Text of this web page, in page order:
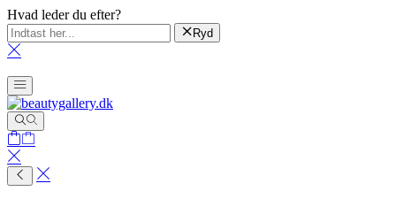
Hvad leder du efter?
Ryd